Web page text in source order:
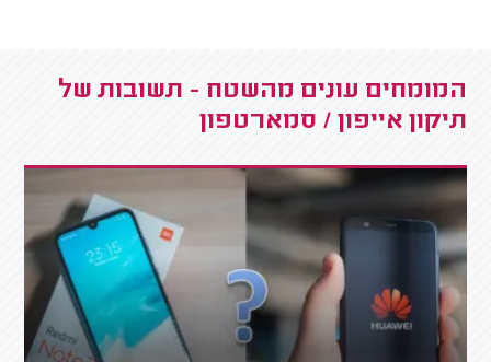
המומחים עונים מהשטח - תשובות של
תיקון אייפון / סמארטפון